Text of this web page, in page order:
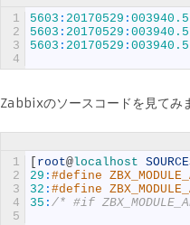
1
2
3
4
5603 : 20170529 :
5603 : 20170529 :
5603 : 20170529 :
Zabbixのソースコードを見てみ
1
2
3
4
5
root@localhost
29 : #define
32 : #define
35 : /* #if